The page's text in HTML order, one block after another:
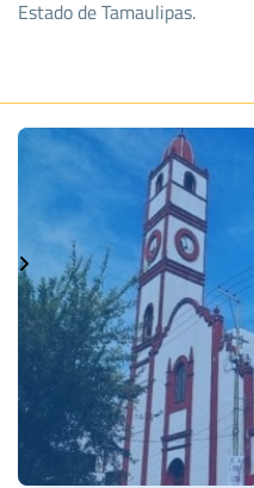
Estado de Tamaulipas.